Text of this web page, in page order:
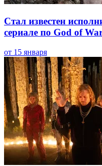
Стал известен
сериале по God of
от 15 января